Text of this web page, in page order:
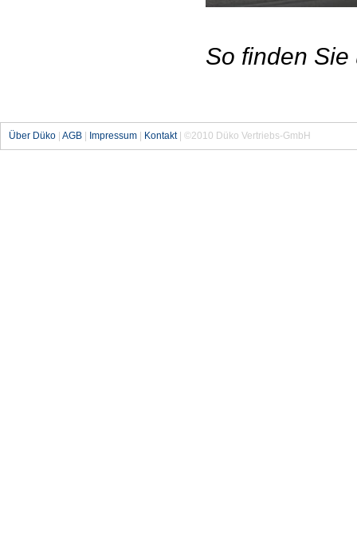
So finden
Über Düko AGB Impressum Kontakt| ©2010 Düko Vertriebs-GmbH